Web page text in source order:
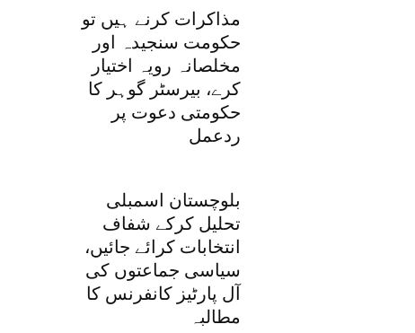
مذاکرات کرنے ہیں تو
حکومت سنجیدہ اور
مخلصانہ رویہ اختیار
کرے، بیرسٹر گوہر کا
حکومتی دعوت پر
ردعمل
بلوچستان اسمبلی
تحلیل کرکے شفاف
انتخابات کرائے جائیں،
سیاسی جماعتوں کی
آل پارٹیز کانفرنس کا
مطالبہ